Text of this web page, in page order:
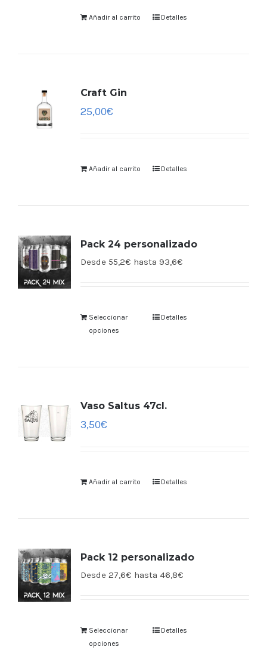
Añadir al carrito Detalles
Craft Gin
25,00€
Añadir al carrito Detalles
Pack 24 personalizado
Desde 55,2€ hasta 93,6€
Seleccionar
opciones
Detalles
Vaso Saltus 47cl.
3,50€
Añadir al carrito Detalles
Pack 12 personalizado
Desde 27,6€ hasta 46,8€
Seleccionar
opciones
Detalles